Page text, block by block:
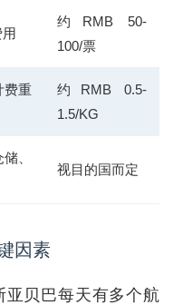
约RMB 50-
100/票
费重
约RMB 0.5-
1.5/KG
、
视目的国而定
因素
亚贝巴每天有多个航